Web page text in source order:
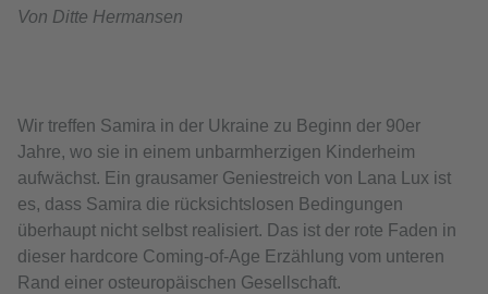
Von Ditte Hermansen
Wir treffen Samira in der Ukraine zu Beginn der 90er
Jahre, wo sie in einem unbarmherzigen Kinderheim
aufwächst. Ein grausamer Geniestreich von Lana Lux ist
es, dass Samira die rücksichtslosen Bedingungen
überhaupt nicht selbst realisiert. Das ist der rote Faden in
dieser hardcore Coming-of-Age Erzählung vom unteren
Rand einer osteuropäischen Gesellschaft.